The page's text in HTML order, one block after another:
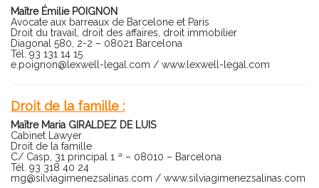
Maître Émilie POIGNON
Avocate aux barreaux de Barcelone et Paris
Droit du travail, droit des affaires, droit immobilier
Diagonal 580, 2-2 – 08021 Barcelona
Tél. 93 131 14 15
e.poignon@lexwell-legal.com / www.lexwell-legal.com
Droit de la famille :
Maître Maria GIRALDEZ DE LUIS
Cabinet Lawyer
Droit de la famille
C/ Casp, 31 principal 1 ª – 08010 – Barcelona
Tél. 93 318 40 24
mg@silviagimenezsalinas.com / www.silviagimenezsalinas.com